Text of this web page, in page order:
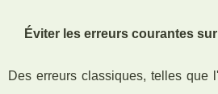
Éviter les erreurs courantes
Des erreurs classiques, telles que